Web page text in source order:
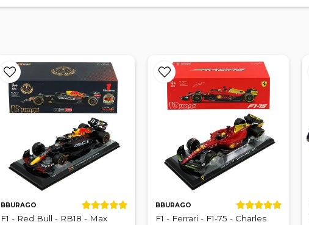
BBURAGO
F1 - Red Bull - RB18 - Max
BBURAGO
F1 - Ferrari - F1-75 - Charles